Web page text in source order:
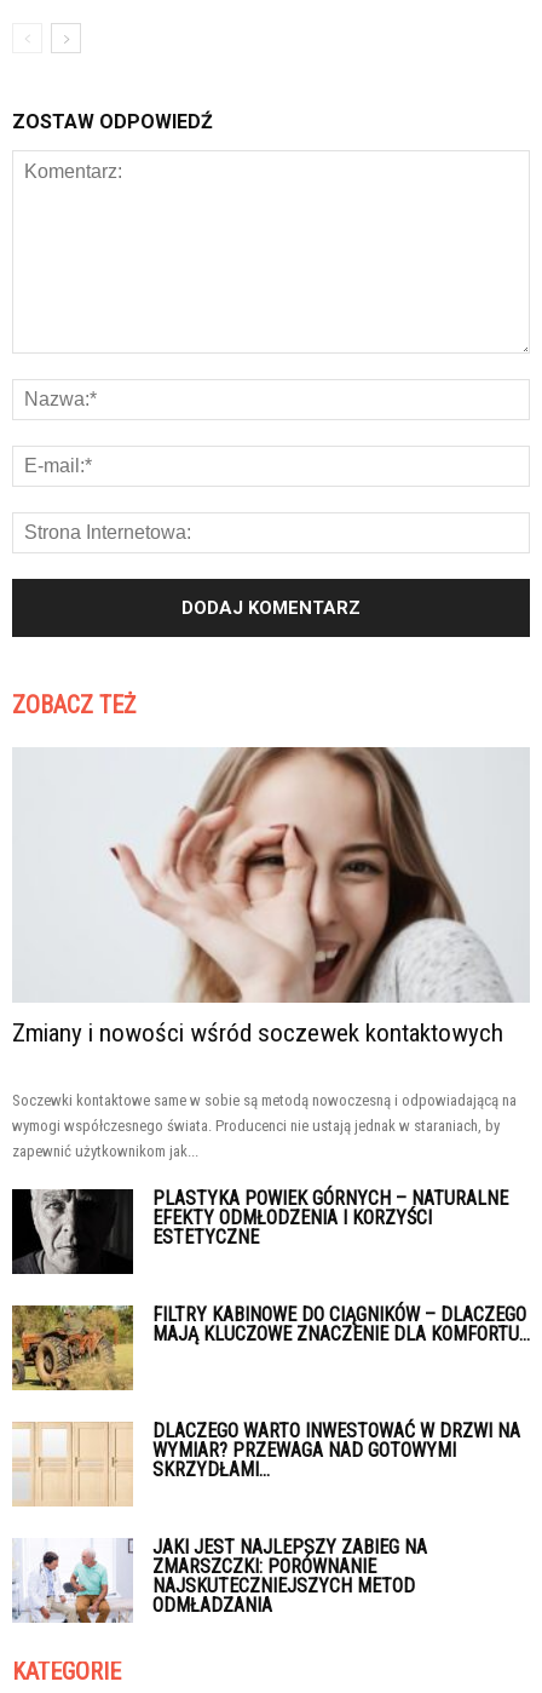
ZOSTAW ODPOWIEDŹ
ZOBACZ TEŻ
Zmiany i nowości wśród soczewek kontaktowych
Soczewki kontaktowe same w sobie są metodą nowoczesną i odpowiadającą na
wymogi współczesnego świata. Producenci nie ustają jednak w staraniach, by
zapewnić użytkownikom jak...
PLASTYKA POWIEK GÓRNYCH – NATURALNE
EFEKTY ODMŁODZENIA I KORZYŚCI
ESTETYCZNE
FILTRY KABINOWE DO CIĄGNIKÓW – DLACZEGO
MAJĄ KLUCZOWE ZNACZENIE DLA KOMFORTU...
DLACZEGO WARTO INWESTOWAĆ W DRZWI NA
WYMIAR? PRZEWAGA NAD GOTOWYMI
SKRZYDŁAMI...
JAKI JEST NAJLEPSZY ZABIEG NA
ZMARSZCZKI: PORÓWNANIE
NAJSKUTECZNIEJSZYCH METOD
ODMŁADZANIA
KATEGORIE